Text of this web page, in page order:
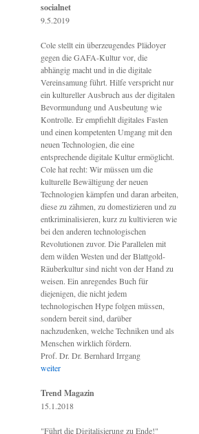
socialnet
9.5.2019
Cole stellt ein überzeugendes Plädoyer
gegen die GAFA-Kultur vor, die
abhängig macht und in die digitale
Vereinsamung führt. Hilfe verspricht nur
ein kultureller Ausbruch aus der digitalen
Bevormundung und Ausbeutung wie
Kontrolle. Er empfiehlt digitales Fasten
und einen kompetenten Umgang mit den
neuen Technologien, die eine
entsprechende digitale Kultur ermöglicht.
Cole hat recht: Wir müssen um die
kulturelle Bewältigung der neuen
Technologien kämpfen und daran arbeiten,
diese zu zähmen, zu domestizieren und zu
entkriminalisieren, kurz zu kultivieren wie
bei den anderen technologischen
Revolutionen zuvor. Die Parallelen mit
dem wilden Westen und der Blattgold-
Räuberkultur sind nicht von der Hand zu
weisen. Ein anregendes Buch für
diejenigen, die nicht jedem
technologischen Hype folgen müssen,
sondern bereit sind, darüber
nachzudenken, welche Techniken und als
Menschen wirklich fördern.
Prof. Dr. Dr. Bernhard Irrgang
weiter
Trend Magazin
15.1.2018
"Führt die Digitalisierung zu Ende!"